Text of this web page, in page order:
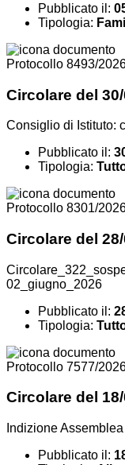
Pubblicato il:
Tipologia:
Protocollo 8493/
Circolare del
Consiglio di Istituto:
Pubblicato il:
Tipologia:
Protocollo 8301/
Circolare del
02_giugno_2026
Pubblicato il:
Tipologia:
Protocollo 7577/
Circolare del
Indizione
Pubblicato il: